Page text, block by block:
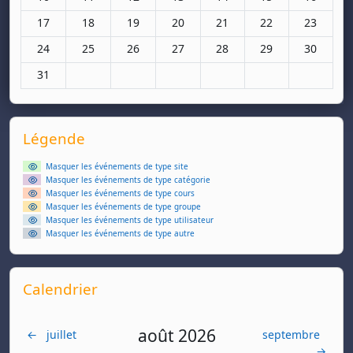
Aucun événement, lundi 17 mars
17 Aucun événement, mardi 18 mars
18 Aucun événement, mercredi 19 mars
19 Aucun événement, jeudi 20 mars
20 Aucun événement,
21 Aucun
22 Aucun
23
Aucun événement, lundi 24 mars
24 Aucun événement, mardi 25 mars
25 Aucun événement, mercredi 26 mars
26 Aucun événement, jeudi 27 mars
27 Aucun événement,
28 Aucun
29 Aucun
30
Aucun événement, lundi 31 mars
31
Supplementary blocks
Passer Légende
Légende
Masquer les événements de type site
Masquer les événements de type catégorie
Masquer les événements de type cours
Masquer les événements de type groupe
Masquer les événements de type utilisateur
Masquer les événements de type autre
Passer Calendrier
Calendrier
← juillet août 2026
septembre